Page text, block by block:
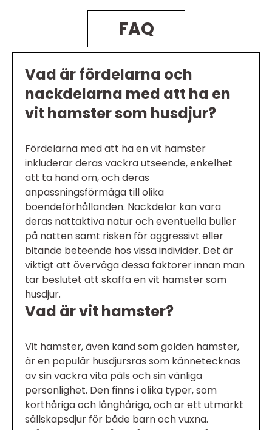
FAQ
Vad är fördelarna och
nackdelarna med att ha en
vit hamster som husdjur?
Fördelarna med att ha en vit hamster
inkluderar deras vackra utseende, enkelhet
att ta hand om, och deras
anpassningsförmåga till olika
boendeförhållanden. Nackdelar kan vara
deras nattaktiva natur och eventuella buller
på natten samt risken för aggressivt eller
bitande beteende hos vissa individer. Det är
viktigt att överväga dessa faktorer innan man
tar beslutet att skaffa en vit hamster som
husdjur.
Vad är vit hamster?
Vit hamster, även känd som golden hamster,
är en populär husdjursras som kännetecknas
av sin vackra vita päls och sin vänliga
personlighet. Den finns i olika typer, som
korthåriga och långhåriga, och är ett utmärkt
sällskapsdjur för både barn och vuxna.